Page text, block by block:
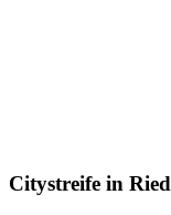
Citystreife in